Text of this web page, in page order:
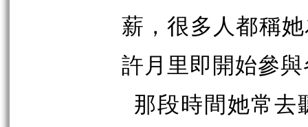
薪，很多人都稱
許月里即開始參
那段時間她常去